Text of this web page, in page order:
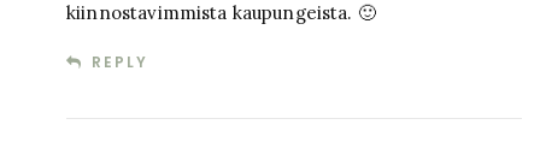
kiinnostavimmista kaupungeista. 🙂
REPLY